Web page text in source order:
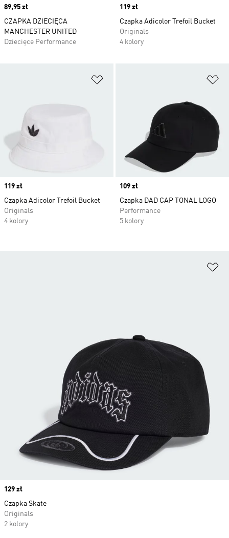
Price
89,95 zł
CZAPKA DZIECIĘCA
MANCHESTER UNITED
Dziecięce Performance
Price
119 zł
Czapka Adicolor Trefoil Bucket
Originals
4 kolory
Price
119 zł
Czapka Adicolor Trefoil Bucket
Originals
4 kolory
Price
109 zł
Czapka DAD CAP TONAL LOGO
Performance
5 kolory
Price
129 zł
Czapka Skate
Originals
2 kolory